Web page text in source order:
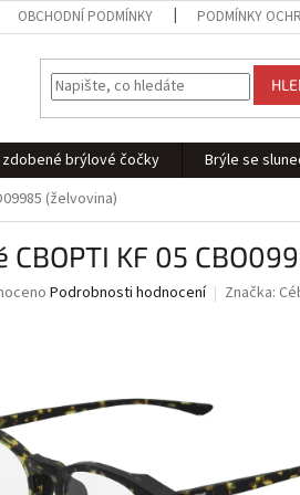
OBCHODNÍ PODMÍNKY PODMÍNKY
brýlové čočky Brýle se
(želvovina)
CBOPTI KF 05
Podrobnosti hodnocení Značka: